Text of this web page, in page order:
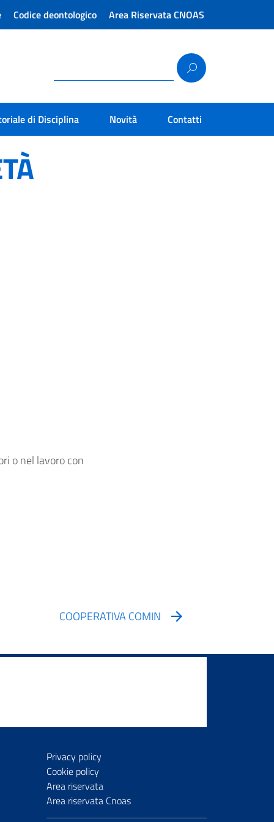
Codice deontologico Area Riservata CNOAS
di Disciplina Novità Contatti
o nel lavoro con
COOPERATIVA COMIN
Privacy policy
Cookie policy
Area riservata
Area riservata Cnoas